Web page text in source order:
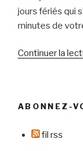
jours fériés qui
minutes de
Continuer la
ABONNEZ-
fil rss